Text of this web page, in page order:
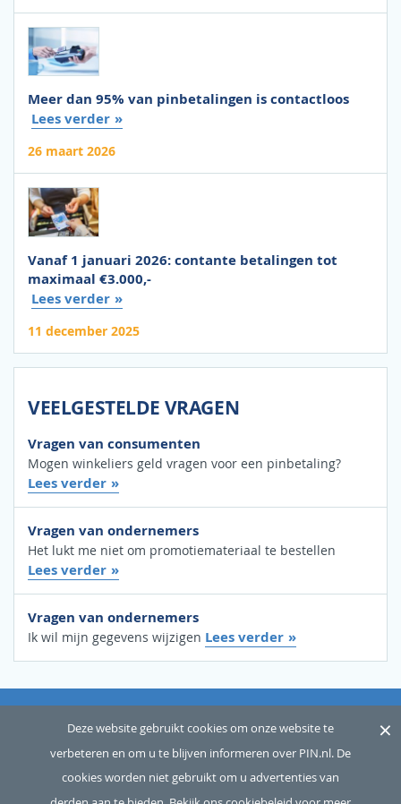
Meer dan 95% van pinbetalingen is contactloos
Lees verder
26 maart 2026
Vanaf 1 januari 2026: contante betalingen tot
maximaal €3.000,-
Lees verder
11 december 2025
VEELGESTELDE VRAGEN
Vragen van consumenten
Mogen winkeliers geld vragen voor een pinbetaling?
Lees verder
Vragen van ondernemers
Het lukt me niet om promotiemateriaal te bestellen
Lees verder
Vragen van ondernemers
Ik wil mijn gegevens wijzigen Lees verder
Copyright © 2026 Betaalvereniging Nederland, alle rechten
OVER ONS SITEMAP WOORDENLIJST CONTACT
DISCLAIMER PRIVACY
Deze website gebruikt cookies om onze website te
verbeteren en om u te blijven informeren over PIN.nl. De
cookies worden niet gebruikt om u advertenties van
×